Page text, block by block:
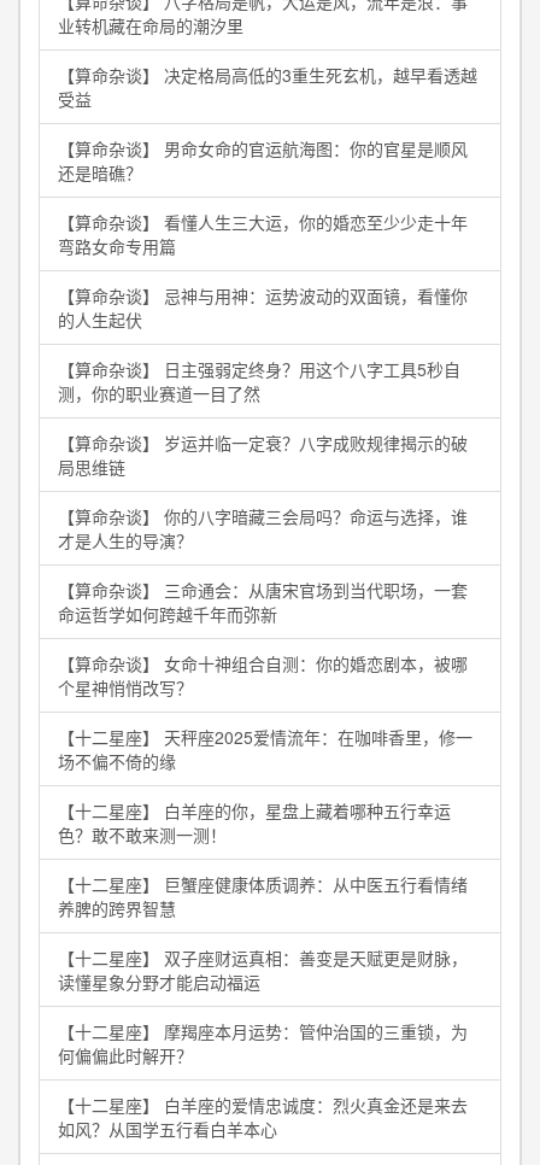
业转机藏在命局的潮汐里
【算命杂谈】 决定格局高低的3重生死玄机，越早看透越
受益
【算命杂谈】 男命女命的官运航海图：你的官星是顺风
还是暗礁？
【算命杂谈】 看懂人生三大运，你的婚恋至少少走十年
弯路女命专用篇
【算命杂谈】 忌神与用神：运势波动的双面镜，看懂你
的人生起伏
【算命杂谈】 日主强弱定终身？用这个八字工具5秒自
测，你的职业赛道一目了然
【算命杂谈】 岁运并临一定衰？八字成败规律揭示的破
局思维链
【算命杂谈】 你的八字暗藏三会局吗？命运与选择，谁
才是人生的导演？
【算命杂谈】 三命通会：从唐宋官场到当代职场，一套
命运哲学如何跨越千年而弥新
【算命杂谈】 女命十神组合自测：你的婚恋剧本，被哪
个星神悄悄改写？
【十二星座】 天秤座2025爱情流年：在咖啡香里，修一
场不偏不倚的缘
【十二星座】 白羊座的你，星盘上藏着哪种五行幸运
色？敢不敢来测一测！
【十二星座】 巨蟹座健康体质调养：从中医五行看情绪
养脾的跨界智慧
【十二星座】 双子座财运真相：善变是天赋更是财脉，
读懂星象分野才能启动福运
【十二星座】 摩羯座本月运势：管仲治国的三重锁，为
何偏偏此时解开？
【十二星座】 白羊座的爱情忠诚度：烈火真金还是来去
如风？从国学五行看白羊本心